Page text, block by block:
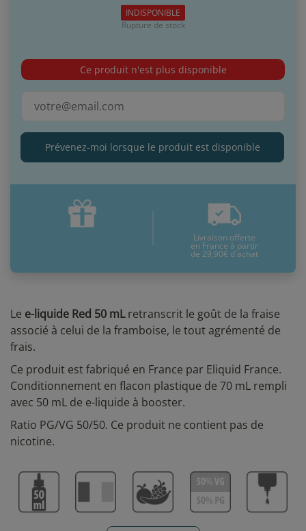
Le e-liquide Red 50 mLretranscrit le goût de la fraise
associé à celui de la framboise, le tout agrémenté de
frais.
Ce produit est fabriqué en France par Eliquid France.
Conditionnement en flacon plastique de 70 mL rempli
avec 50 mL de e-liquide à booster.
Ratio PG/VG 50/50. Ce produit ne contient pas de
nicotine.
INDISPONIBLE
Rupture de stock
Ce produit n'est plus disponible
Prévenez-moi lorsque le produit est disponible
Livraison offerte
en France à partir
de 29,90€ d'achat